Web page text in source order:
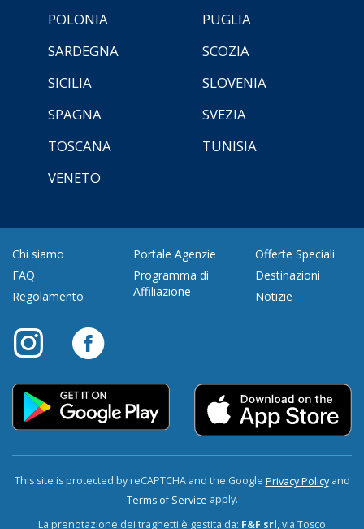
POLONIA
PUGLIA
SARDEGNA
SCOZIA
SICILIA
SLOVENIA
SPAGNA
SVEZIA
TOSCANA
TUNISIA
VENETO
Chi siamo
FAQ
Regolamento
Portale Agenzie
Programma di
Affiliazione
Offerte Speciali
Destinazioni
Notizie
This site is protected by reCAPTCHA and the Google Privacy Policyand
Terms of Service apply.
La prenotazione dei traghetti è gestita da: F&F srl, via Tosco